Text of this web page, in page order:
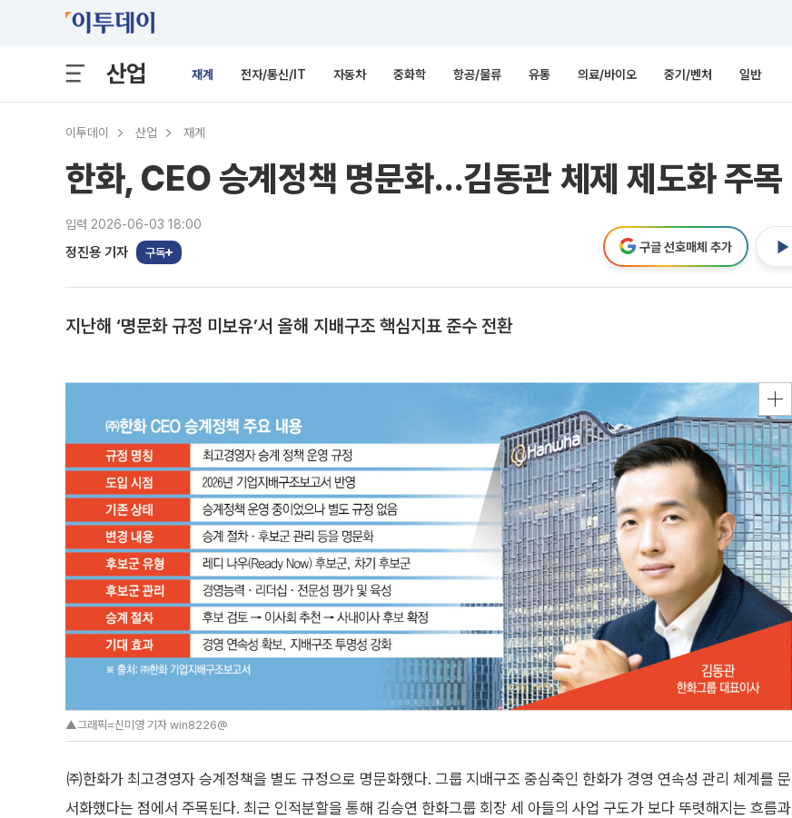
산업 재계 전자/통신/IT 자동차 중화학 항공/물류 유통 의료/바이오 중기/벤처 일반
이투데이 산업 재계
한화, CEO 승계정책 명문화…김동관 체제 제도화 주목
입력 2026-06-03 18:00
정진용 기자 구독 구글 선호매체 추가
지난해 ‘명문화 규정 미보유’서 올해 지배구조 핵심지표 준수 전환
▲그래픽=신미영 기자 win8226@
㈜한화가 최고경영자 승계정책을 별도 규정으로 명문화했다. 그룹 지배구조 중심축인 한화가 경영 연속성 관리 체계를 문
서화했다는 점에서 주목된다. 최근 인적분할을 통해 김승연 한화그룹 회장 세 아들의 사업 구도가 보다 뚜렷해지는 흐름과